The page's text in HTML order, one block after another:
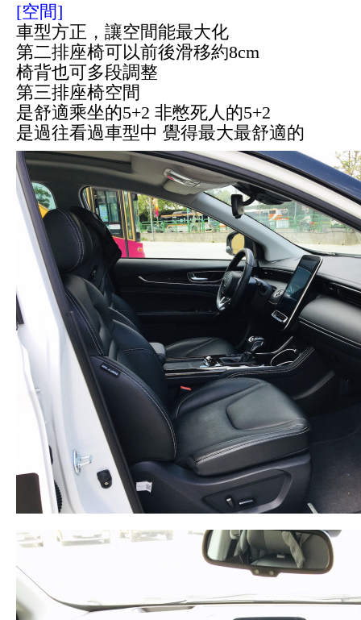
[空間]
車型方正，讓空間能最大化
第二排座椅可以前後滑移約8cm
椅背也可多段調整
第三排座椅空間
是舒適乘坐的5+2 非憋死人的5+2
是過往看過車型中 覺得最大最舒適的